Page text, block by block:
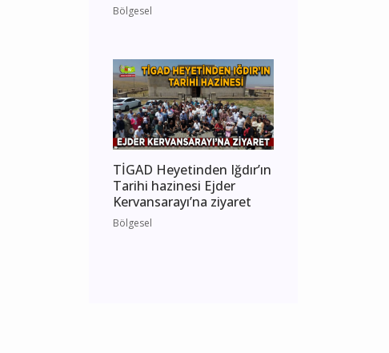
Bölgesel
TİGAD Heyetinden Iğdır’ın
Tarihi hazinesi Ejder
Kervansarayı’na ziyaret
Bölgesel